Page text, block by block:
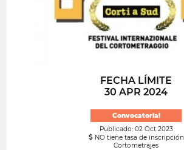
FECHA LÍMITE
30 APR 2024
Convocatoria!
Publicado: 02 Oct 2023
NO tiene tasa de inscripción
Cortometrajes